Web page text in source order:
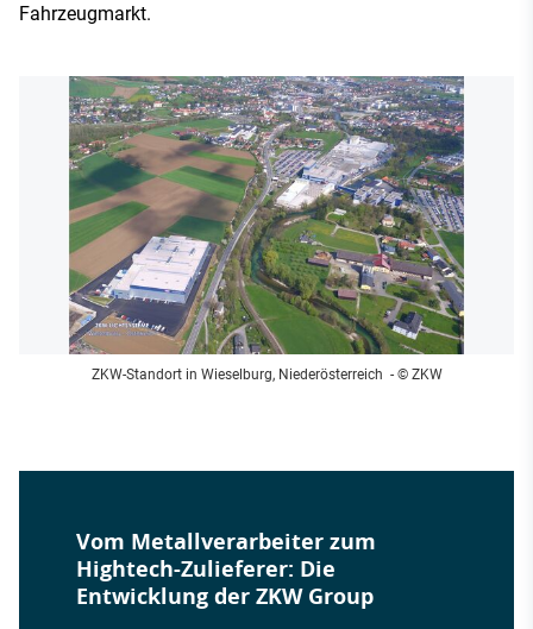
Fahrzeugmarkt.
ZKW-Standort in Wieselburg, Niederösterreich - © ZKW
Vom Metallverarbeiter zum
Hightech-Zulieferer: Die
Entwicklung der ZKW Group